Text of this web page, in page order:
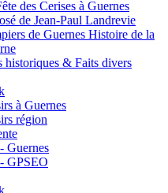
des Cerises à Guernes
de Jean-Paul Landrevie
de Guernes Histoire de la
historiques & Faits divers
à Guernes
région
Guernes
GPSEO